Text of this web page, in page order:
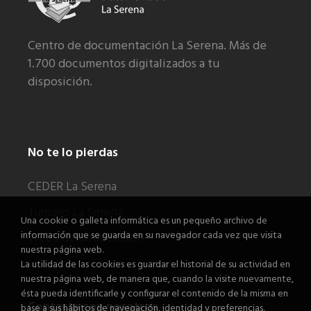
Centro de documentación La Serena. Más de
1.700 documentos digitalizados a tu
disposición.
No te lo pierdas
CEDER La Serena
Turismo La Serena
Webs de Cooperación
Contacta con nosotros
Una cookie o galleta informática es un pequeño archivo de
información que se guarda en su navegador cada vez que visita
nuestra página web.
La utilidad de las cookies es guardar el historial de su actividad en
nuestra página web, de manera que, cuando la visite nuevamente,
ésta pueda identificarle y configurar el contenido de la misma en